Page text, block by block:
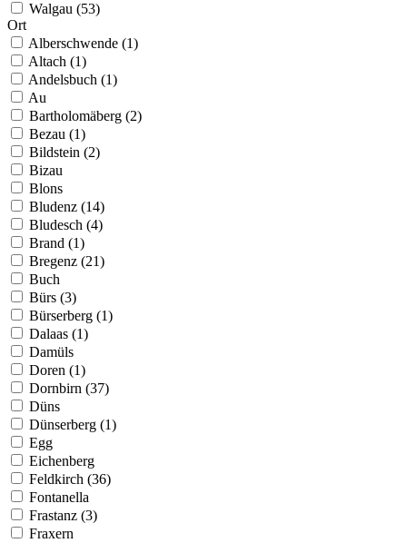
Walgau (53)
Ort
Alberschwende (1)
Altach (1)
Andelsbuch (1)
Au
Bartholomäberg (2)
Bezau (1)
Bildstein (2)
Bizau
Blons
Bludenz (14)
Bludesch (4)
Brand (1)
Bregenz (21)
Buch
Bürs (3)
Bürserberg (1)
Dalaas (1)
Damüls
Doren (1)
Dornbirn (37)
Düns
Dünserberg (1)
Egg
Eichenberg
Feldkirch (36)
Fontanella
Frastanz (3)
Fraxern